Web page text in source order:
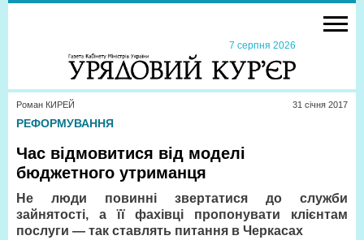
7 серпня 2026
Роман КИРЕЙ 31 сiчня 2017
РЕФОРМУВАННЯ
Час відмовитися від моделі
бюджетного утриманця
Не люди повинні звертатися до служби
зайнятості, а її фахівці пропонувати клієнтам
послуги — так ставлять питання в Черкасах